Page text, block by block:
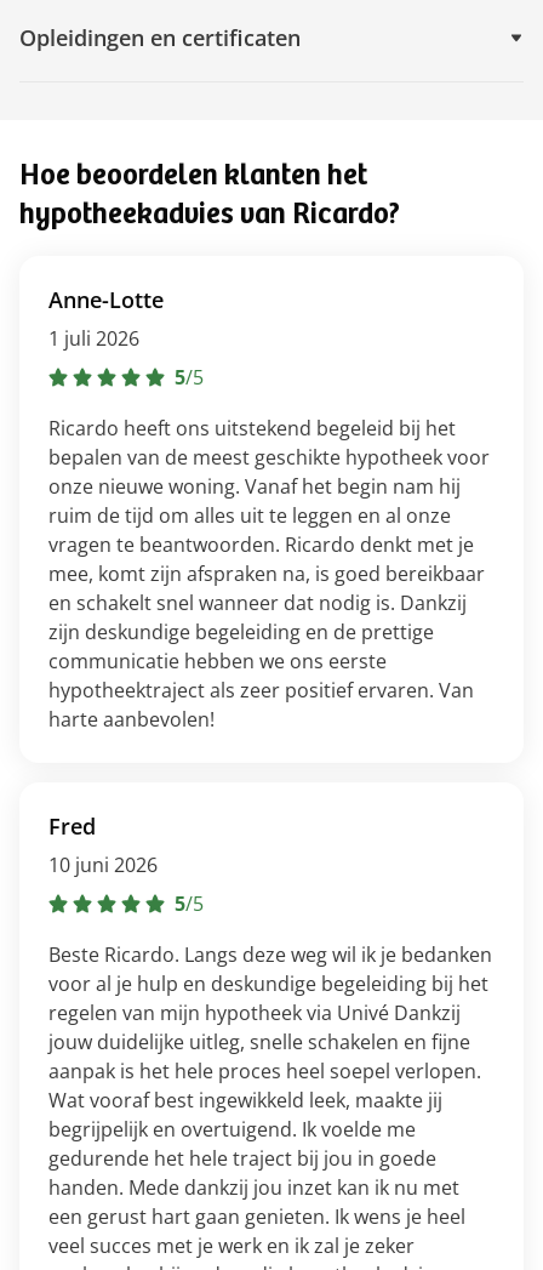
Opleidingen en certificaten
Hoe beoordelen klanten het
hypotheekadvies van Ricardo?
Anne-Lotte
1 juli 2026
5/5
Ricardo heeft ons uitstekend begeleid bij het
bepalen van de meest geschikte hypotheek voor
onze nieuwe woning. Vanaf het begin nam hij
ruim de tijd om alles uit te leggen en al onze
vragen te beantwoorden. Ricardo denkt met je
mee, komt zijn afspraken na, is goed bereikbaar
en schakelt snel wanneer dat nodig is. Dankzij
zijn deskundige begeleiding en de prettige
communicatie hebben we ons eerste
hypotheektraject als zeer positief ervaren. Van
harte aanbevolen!
Fred
10 juni 2026
5/5
Beste Ricardo. Langs deze weg wil ik je bedanken
voor al je hulp en deskundige begeleiding bij het
regelen van mijn hypotheek via Univé Dankzij
jouw duidelijke uitleg, snelle schakelen en fijne
aanpak is het hele proces heel soepel verlopen.
Wat vooraf best ingewikkeld leek, maakte jij
begrijpelijk en overtuigend. Ik voelde me
gedurende het hele traject bij jou in goede
handen. Mede dankzij jou inzet kan ik nu met
een gerust hart gaan genieten. Ik wens je heel
veel succes met je werk en ik zal je zeker